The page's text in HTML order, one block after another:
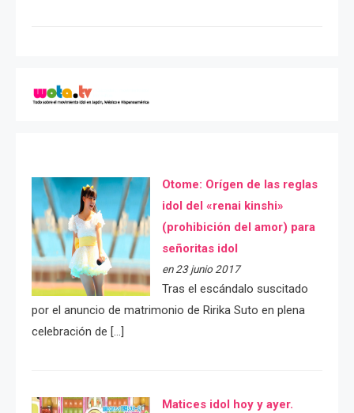
Otome: Orígen de las reglas
idol del «renai kinshi»
(prohibición del amor) para
señoritas idol
en 23 junio 2017
Tras el escándalo suscitado
por el anuncio de matrimonio de Ririka Suto en plena
celebración de […]
Matices idol hoy y ayer.